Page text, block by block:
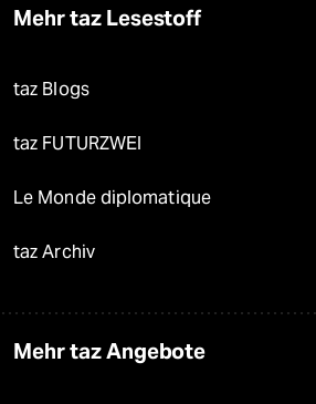
Mehr taz Lesestoff
taz Blogs
taz FUTURZWEI
Le Monde diplomatique
taz Archiv
Mehr taz Angebote